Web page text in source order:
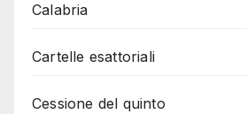
Calabria
Cartelle esattoriali
Cessione del quinto